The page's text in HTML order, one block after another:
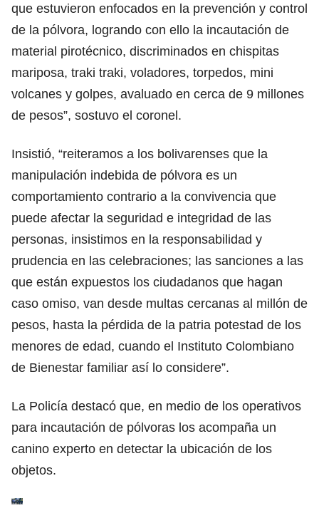
que estuvieron enfocados en la prevención y control
de la pólvora, logrando con ello la incautación de
material pirotécnico, discriminados en chispitas
mariposa, traki traki, voladores, torpedos, mini
volcanes y golpes, avaluado en cerca de 9 millones
de pesos”, sostuvo el coronel.
Insistió, “reiteramos a los bolivarenses que la
manipulación indebida de pólvora es un
comportamiento contrario a la convivencia que
puede afectar la seguridad e integridad de las
personas, insistimos en la responsabilidad y
prudencia en las celebraciones; las sanciones a las
que están expuestos los ciudadanos que hagan
caso omiso, van desde multas cercanas al millón de
pesos, hasta la pérdida de la patria potestad de los
menores de edad, cuando el Instituto Colombiano
de Bienestar familiar así lo considere”.
La Policía destacó que, en medio de los operativos
para incautación de pólvoras los acompaña un
canino experto en detectar la ubicación de los
objetos.